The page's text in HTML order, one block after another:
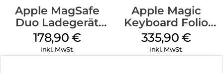
Apple MagSafe
Duo Ladegerät
Weiß
178,90 €
inkl. MwSt.
Apple Magic
Keyboard Folio
iPad 10.9″ (10.Gen.)
Weiß
335,90 €
inkl. MwSt.